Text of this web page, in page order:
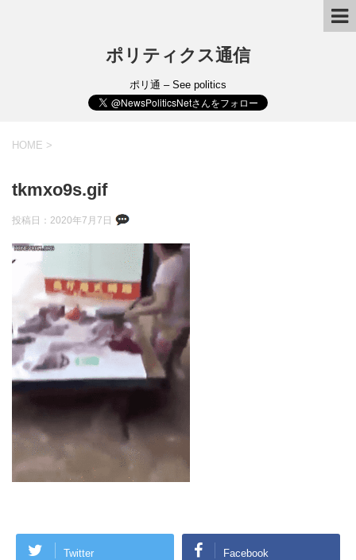
ポリティクス通信
ポリ通 – See politics
HOME >
tkmxo9s.gif
投稿日： 2020年7月7日
Twitter Facebook